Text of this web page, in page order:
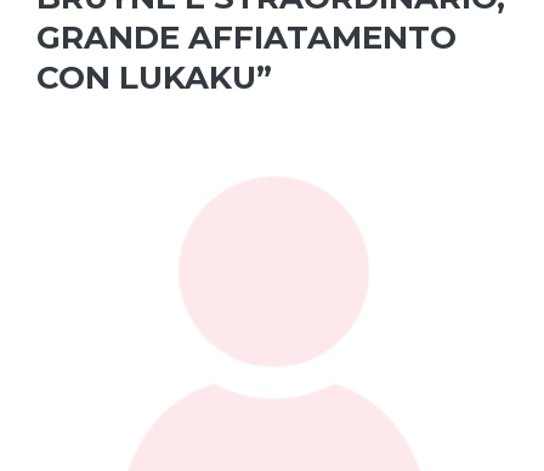
GRANDE AFFIATAMENTO
CON LUKAKU”